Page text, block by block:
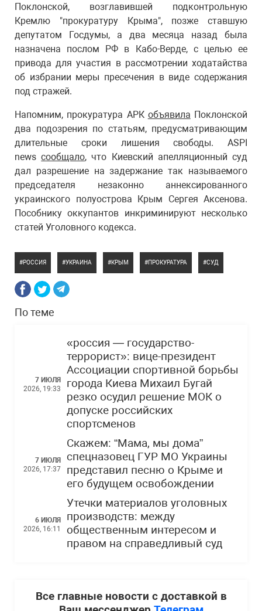
Поклонской, возглавившей подконтрольную
Кремлю "прокуратуру Крыма", позже ставшую
депутатом Госдумы, а два месяца назад была
назначена послом РФ в Кабо-Верде, с целью ее
привода для участия в рассмотрении ходатайства
об избрании меры пресечения в виде содержания
под стражей.
Напомним, прокуратура АРК объявила Поклонской
два подозрения по статьям, предусматривающим
длительные сроки лишения свободы. ASPI
newsсообщало, что Киевский апелляционный суд
дал разрешение на задержание так называемого
председателя незаконно аннексированного
украинского полуострова Крым Сергея Аксенова.
Пособнику оккупантов инкриминируют несколько
статей Уголовного кодекса.
РОССИЯ УКРАИНА КРЫМ ПРОКУРАТУРА СУД
По теме
7 ИЮЛЯ
2026, 19:33
«россия — государство-
террорист»: вице-президент
Ассоциации спортивной борьбы
города Киева Михаил Бугай
резко осудил решение МОК о
допуске российских
спортсменов
7 ИЮЛЯ
2026, 17:37
Скажем: “Мама, мы дома”
спецназовец ГУР МО Украины
представил песню о Крыме и
его будущем освобождении
6 ИЮЛЯ
2026, 16:11
Утечки материалов уголовных
производств: между
общественным интересом и
правом на справедливый суд
Все главные новости с доставкой в